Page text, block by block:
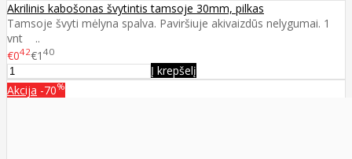
Akrilinis kabošonas švytintis tamsoje 30mm, pilkas
Tamsoje švyti mėlyna spalva. Paviršiuje akivaizdūs nelygumai. 1
vnt ..
€042€1 40
Į krepšelį
Akcija -70%